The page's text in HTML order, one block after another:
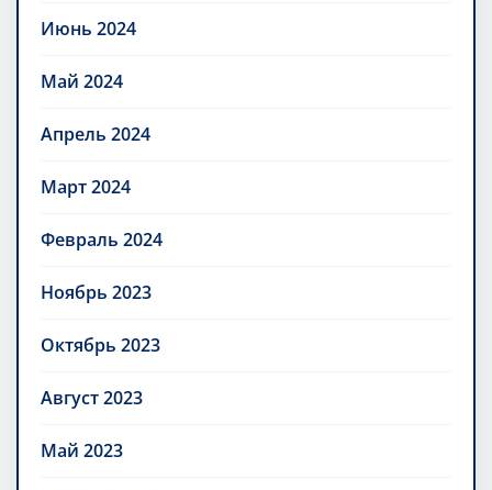
Июнь 2024
Май 2024
Апрель 2024
Март 2024
Февраль 2024
Ноябрь 2023
Октябрь 2023
Август 2023
Май 2023